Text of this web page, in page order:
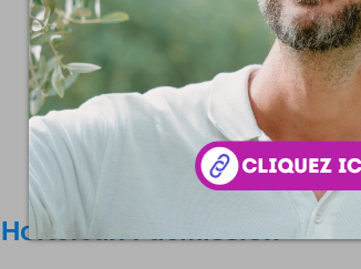
Hortefeux : démission